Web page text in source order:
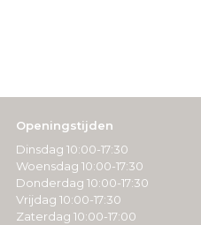
Openingstijden
Dinsdag 10:00-17:30
Woensdag 10:00-17:30
Donderdag 10:00-17:30
Vrijdag 10:00-17:30
Zaterdag 10:00-17:00